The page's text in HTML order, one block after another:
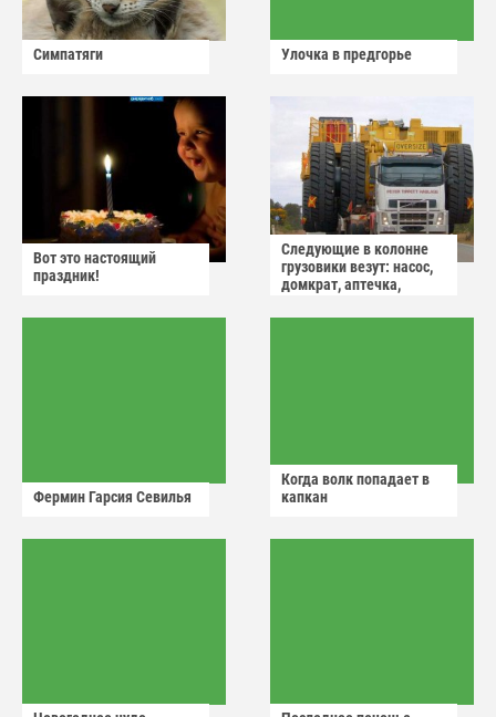
Симпатяги Улочка в предгорье
Вот это настоящий
праздник!
Следующие в колонне
грузовики везут: насос,
домкрат, аптечка,
Фермин Гарсия Севилья
Когда волк попадает в
капкан